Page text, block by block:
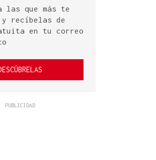
las que más te
recíbelas de
en tu correo